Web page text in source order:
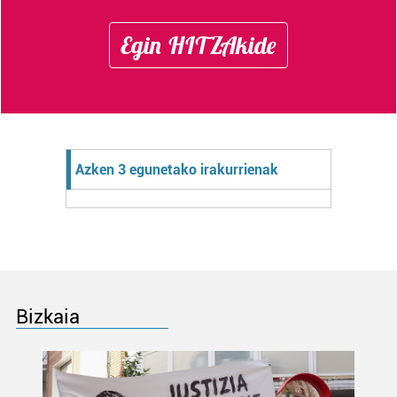
Lortu zure datu pertsonalak prozesatzeko moduari
buruzko informazio gehiago eta ezarri zure lehentasunak
datuen atalean. Edozein unetan alda edo ken dezakezu
fitxategiak erabiltzen ditu. Zure esperientzia eta
zerbitzuak hobetzeko asmoz, cookie teknologiaz
baliatzen gara. Ohar hau onartuz gero, teknologia hori
erabiltzeko baimen esplizitua ematen diguzu.Gehiago
Egin HITZAkide
Azken 3 egunetako irakurrienak
Bizkaia